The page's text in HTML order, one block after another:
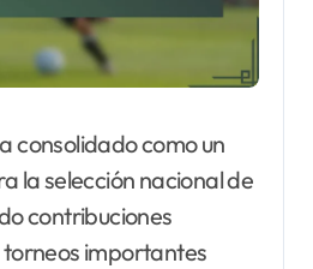
consolidado como un
la selección nacional de
contribuciones
importantes